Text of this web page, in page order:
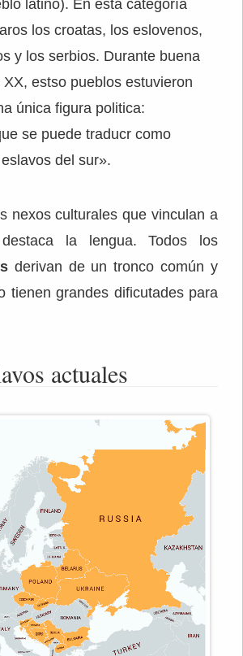
latino). En esta categoría
los croatas, los eslovenos,
y los serbios. Durante buena
estso pueblos estuvieron
única figura politica:
se puede traducr como
del sur».
nexos culturales que vinculan a
la lengua. Todos los
derivan de un tronco común y
tienen grandes dificutades para
actuales